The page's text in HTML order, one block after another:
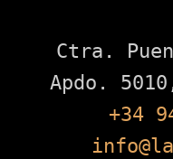
Ctra.
+34